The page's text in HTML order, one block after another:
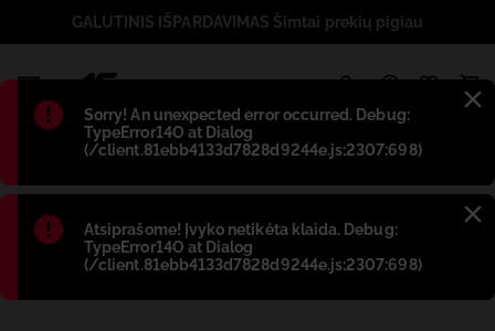
Błąd:
Sorry! An unexpected error occurred. Debug:
TypeError14O at Dialog
(/client.81ebb4133d7828d9244e.js:2307:698)
Błąd:
Atsiprašome! Įvyko netikėta klaida. Debug:
TypeError14O at Dialog
(/client.81ebb4133d7828d9244e.js:2307:698)
GALUTINIS IŠPARDAVIMAS Šimtai prekių pigiau